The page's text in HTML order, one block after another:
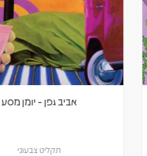
אביב גפן - יומן מסע
תקליט צבעוני